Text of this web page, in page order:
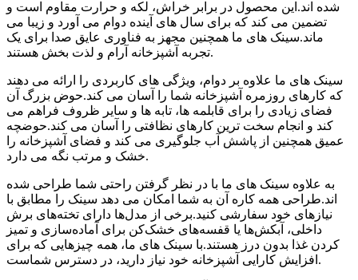
شده اند.این محصول در برابر خراش، لکه و حرارت مقاوم است و
تضمین می کند که برای سال های آینده دوام می آورد و زیبا می
ماند.سینک های ما همچنین مجهز به فناوری عایق صدا برای یک
تجربه آشپزخانه آرام و لذت بخش هستند.
سینک های ما علاوه بر دوام، ویژگی های کاربردی را ارائه می دهند
که کارهای روزمره آشپزخانه شما را آسان می کند.حوض بزرگ آن
فضای زیادی را برای قابلمه ها، تابه ها و سایر ظروف فراهم می
کند و انجام سخت ترین کارهای نظافتی را آسان می کند.حوضچه
عمیق همچنین از پاشش آب جلوگیری می کند و فضای آشپزخانه را
خشک و مرتب نگه می دارد.
به علاوه سینک های ما با در نظر گرفتن راحتی شما طراحی شده
اند.طراحی همه کاره آن به شما امکان می دهد سینک را مطابق با
نیازهای خود سفارشی کنید.برخی از مدل‌ها دارای تخته‌های برش
داخلی، آبکش‌ها یا قفسه‌های خشک‌کن برای آماده‌سازی و تمیز
کردن غذا بدون درز هستند.با سینک های ما، همه چیزهایی که برای
افزایش کارایی آشپزخانه خود نیاز دارید، در دسترس شماست.